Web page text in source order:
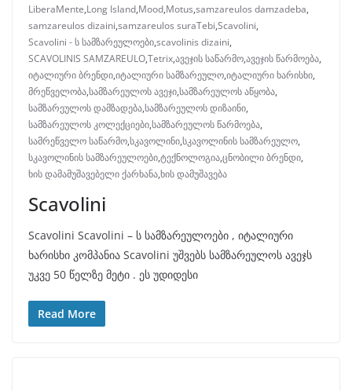
LiberaMente,Long Island,Mood,Motus,samzareulos damzadeba,
samzareulos dizaini,samzareulos suraTebi,Scavolini,
Scavolini - ს სამზარეულოები,scavolinis dizaini,
SCAVOLINIS SAMZAREULO,Tetrix,ავეჯის საწარმო,ავეჯის წარმოება,
იტალიური ბრენდი,იტალიური სამზარეულო,იტალიური ხარისხი,
მრეწველობა,სამზარეულოს ავეჯი,სამზარეულოს აწყობა,
სამზარეულოს დამზადება,სამზარეულოს დიზაინი,
სამზარეულოს კოლექციები,სამზარეულოს წარმოება,
სამრეწველო საწარმო,სკავოლინი,სკავოლინის სამზარეულო,
სკავოლინის სამზარეულოები,ტექნოლოგია,ცნობილი ბრენდი,
ხის დამამუშავებელი ქარხანა,ხის დამუშავება
Scavolini
Scavolini Scavolini – ს სამზარეულოები , იტალიური
ხარისხი კომპანია Scavolini უშვებს სამზარეულოს ავეჯს
უკვე 50 წელზე მეტი . ეს უდიდესი
Read More